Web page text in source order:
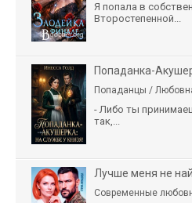
Я попала в
Второстепенной...
Попаданка-
Попаданцы /
- Либо ты
так,...
Лучше меня не
Современные